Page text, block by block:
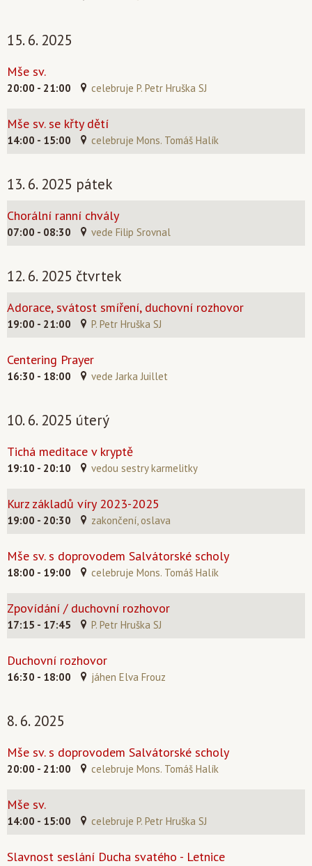
15. 6. 2025
Mše sv.
20:00 - 21:00 celebruje P. Petr Hruška SJ
Mše sv. se křty dětí
14:00 - 15:00 celebruje Mons. Tomáš Halík
13. 6. 2025 pátek
Chorální ranní chvály
07:00 - 08:30 vede Filip Srovnal
12. 6. 2025 čtvrtek
Adorace, svátost smíření, duchovní rozhovor
19:00 - 21:00 P. Petr Hruška SJ
Centering Prayer
16:30 - 18:00 vede Jarka Juillet
10. 6. 2025 úterý
Tichá meditace v kryptě
19:10 - 20:10 vedou sestry karmelitky
Kurz základů víry 2023-2025
19:00 - 20:30 zakončení, oslava
Mše sv. s doprovodem Salvátorské scholy
18:00 - 19:00 celebruje Mons. Tomáš Halík
Zpovídání / duchovní rozhovor
17:15 - 17:45 P. Petr Hruška SJ
Duchovní rozhovor
16:30 - 18:00 jáhen Elva Frouz
8. 6. 2025
Mše sv. s doprovodem Salvátorské scholy
20:00 - 21:00 celebruje Mons. Tomáš Halík
Mše sv.
14:00 - 15:00 celebruje P. Petr Hruška SJ
Slavnost seslání Ducha svatého - Letnice